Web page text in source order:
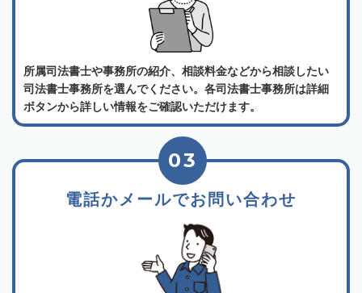
所属司法書士や事務所の紹介、相談料金などから相談したい
司法書士事務所を選んでください。各司法書士事務所は詳細
ボタンから詳しい情報をご確認いただけます。
電話かメールでお問い合わせ
03